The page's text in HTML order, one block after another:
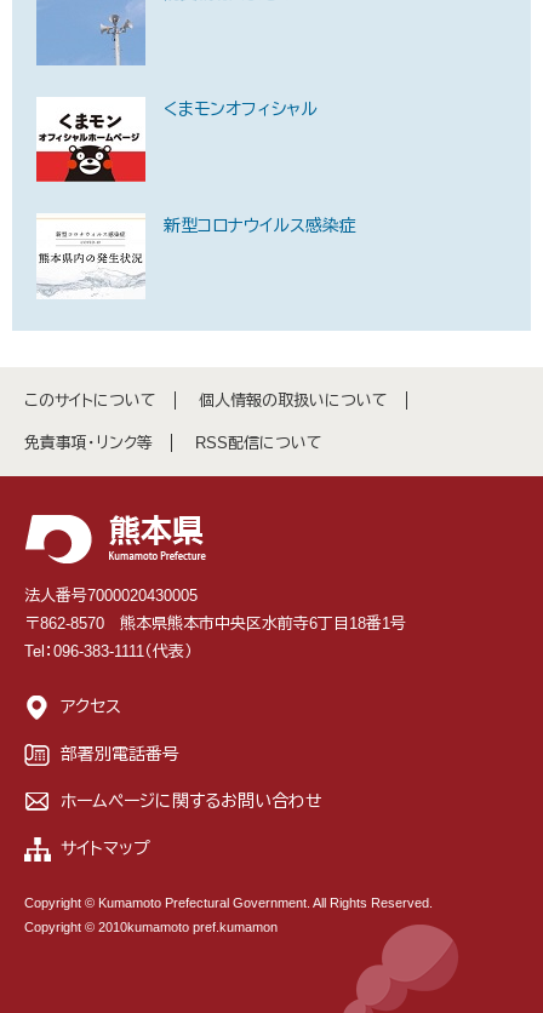
くまモンオフィシャル
新型コロナウイルス感染症
このサイトについて 個人情報の取扱いについて
免責事項・リンク等 RSS配信について
法人番号7000020430005
〒862-8570 熊本県熊本市中央区水前寺6丁目18番1号
Tel：096-383-1111（代表）
アクセス
部署別電話番号
ホームページに関するお問い合わせ
サイトマップ
Copyright © Kumamoto Prefectural Government. All Rights Reserved.
Copyright © 2010kumamoto pref.kumamon